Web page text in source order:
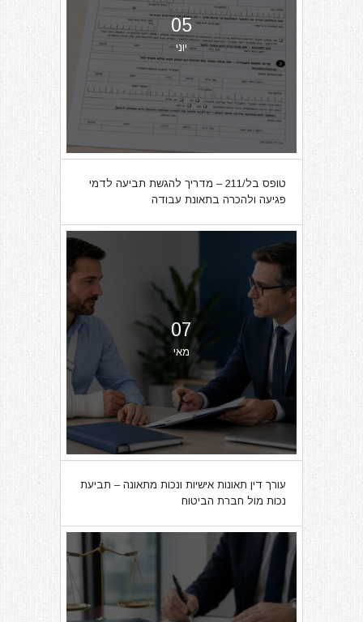
05
יוני
טופס בל/211 – מדריך להגשת תביעה לדמי
פגיעה ולהכרה בתאונת עבודה
07
מאי
עורך דין תאונות אישיות ונכות מתאונה – תביעת
נכות מול חברת הביטוח